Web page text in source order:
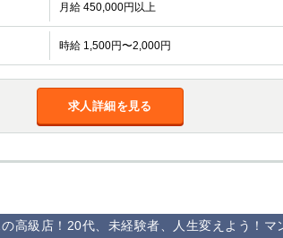
月給 450,000円以上
時給 1,500円〜2,000円
求人詳細を見る
高級店！20代、未経験者、人生変えよう！マ
川越
加松原＞